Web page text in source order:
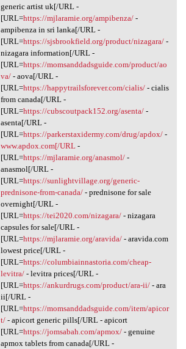
generic artist uk[/URL -
[URL=https://mjlaramie.org/ampibenza/-
ampibenza in sri lanka[/URL -
[URL=https://sjsbrookfield.org/product/nizagara/-
nizagara information[/URL -
[URL=https://momsanddadsguide.com/product/ao
va/- aova[/URL -
[URL=https://happytrailsforever.com/cialis/- cialis
from canada[/URL -
[URL=https://cubscoutpack152.org/asenta/-
asenta[/URL -
[URL=https://parkerstaxidermy.com/drug/apdox/-
www.apdox.com[/URL-
[URL=https://mjlaramie.org/anasmol/-
anasmol[/URL -
[URL=https://sunlightvillage.org/generic-
prednisone-from-canada/- prednisone for sale
overnight[/URL -
[URL=https://tei2020.com/nizagara/- nizagara
capsules for sale[/URL -
[URL=https://mjlaramie.org/aravida/- aravida.com
lowest price[/URL -
[URL=https://columbiainnastoria.com/cheap-
levitra/- levitra prices[/URL -
[URL=https://ankurdrugs.com/product/ara-ii/- ara
ii[/URL -
[URL=https://momsanddadsguide.com/item/apicor
t/- apicort generic pills[/URL - apicort
[URL=https://jomsabah.com/apmox/- genuine
apmox tablets from canada[/URL -